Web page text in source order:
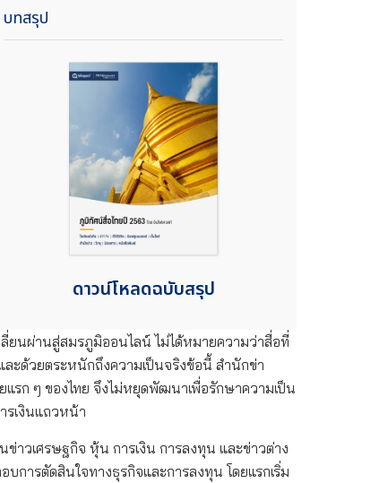
บทสรุป
ดาวน์โหลดฉบับสรุป
ยนผ่านสู่สมรภูมิออนไลน์ ไม่ได้หมายความว่าสื่อที่
ละด้วยตระหนักถึงความเป็นจริงข้อนี้ สำนักข่า
แรก ๆ ของไทย จึงไม่หยุดพัฒนาเพื่อรักษาความเป็น
รเงินแถวหน้า
าวเศรษฐกิจ หุ้น การเงิน การลงทุน และข่าวต่าง
บการตัดสินใจทางธุรกิจและการลงทุน โดยแรกเริ่ม